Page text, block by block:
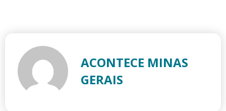
ACONTECE MINAS
GERAIS